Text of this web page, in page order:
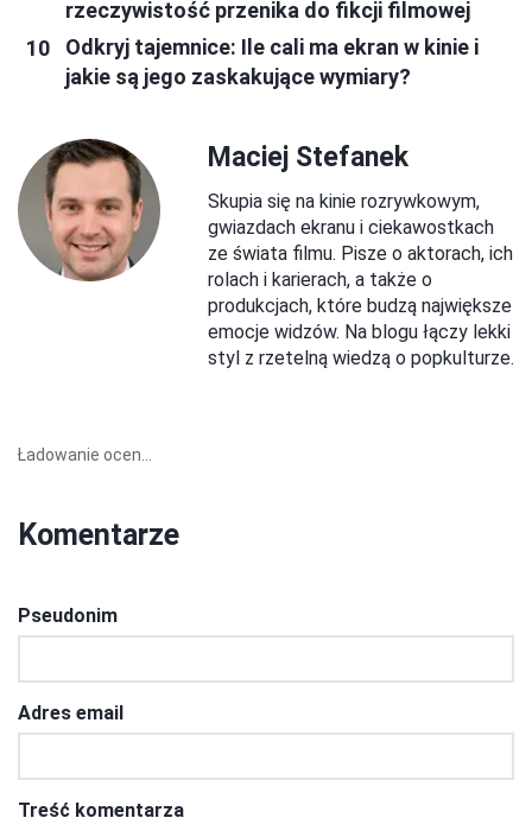
rzeczywistość przenika do fikcji filmowej
Odkryj tajemnice: Ile cali ma ekran w kinie i
jakie są jego zaskakujące wymiary?
Maciej Stefanek
Skupia się na kinie rozrywkowym,
gwiazdach ekranu i ciekawostkach
ze świata filmu. Pisze o aktorach, ich
rolach i karierach, a także o
produkcjach, które budzą największe
emocje widzów. Na blogu łączy lekki
styl z rzetelną wiedzą o popkulturze.
Ładowanie ocen...
Komentarze
Pseudonim
Adres email
Treść komentarza